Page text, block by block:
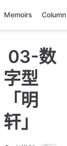
Memoirs Column
03-数
字型
「明
轩」